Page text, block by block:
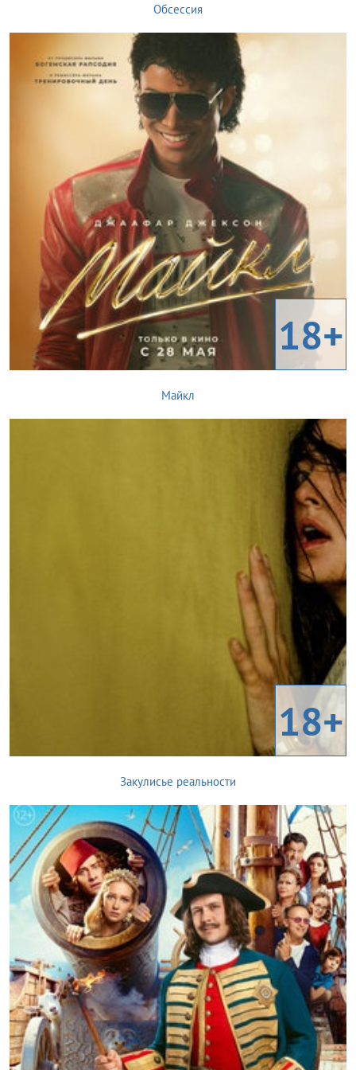
Обсессия
18+
Майкл
18+
Закулисье реальности